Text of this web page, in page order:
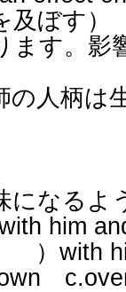
及ぼす）
。影響
柄は生
になるよ
him
）with